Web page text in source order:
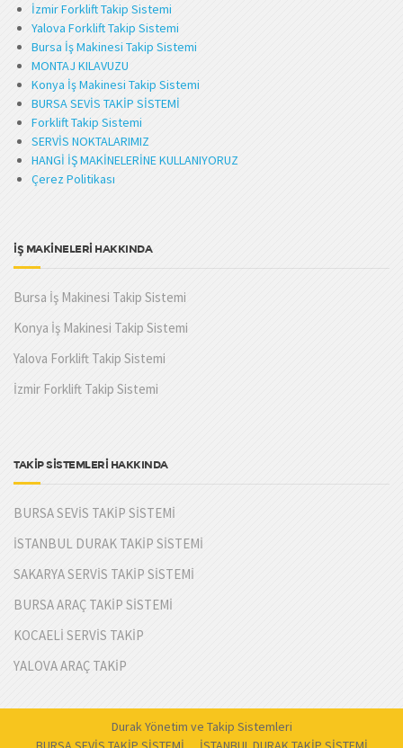
İzmir Forklift Takip Sistemi
Yalova Forklift Takip Sistemi
Bursa İş Makinesi Takip Sistemi
MONTAJ KILAVUZU
Konya İş Makinesi Takip Sistemi
BURSA SEVİS TAKİP SİSTEMİ
Forklift Takip Sistemi
SERVİS NOKTALARIMIZ
HANGİ İŞ MAKİNELERİNE KULLANIYORUZ
Çerez Politikası
İŞ MAKİNELERİ HAKKINDA
Bursa İş Makinesi Takip Sistemi
Konya İş Makinesi Takip Sistemi
Yalova Forklift Takip Sistemi
İzmir Forklift Takip Sistemi
TAKİP SİSTEMLERİ HAKKINDA
BURSA SEVİS TAKİP SİSTEMİ
İSTANBUL DURAK TAKİP SİSTEMİ
SAKARYA SERVİS TAKİP SİSTEMİ
BURSA ARAÇ TAKİP SİSTEMİ
KOCAELİ SERVİS TAKİP
YALOVA ARAÇ TAKİP
Durak Yönetim ve Takip Sistemleri